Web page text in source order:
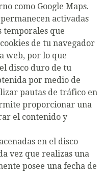
como Google Maps.
activadas
temporales que
de tu navegador
web, por lo que
disco duro de tu
por medio de
pautas de tráfico en
proporcionar una
el contenido y
en el disco
vez que realizas una
posee una fecha de